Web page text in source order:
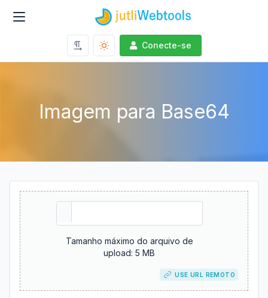
Conecte-se
Imagem para Base64
Tamanho máximo do arquivo de
upload: 5 MB
USE URL REMOTO